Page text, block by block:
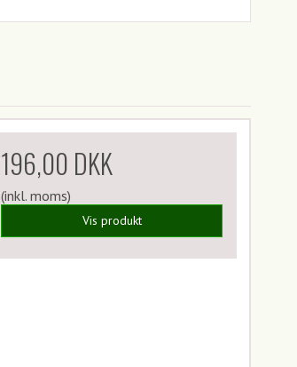
196,00 DKK
(inkl. moms)
Vis produkt